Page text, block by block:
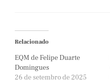
Relacionado
EQM de Felipe Duarte
Domingues
26 de setembro de 2025